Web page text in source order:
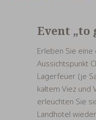
Event „to
Erleben Sie eine
Aussichtspunkt
Lagerfeuer (je
kaltem Viez und
erleuchten Sie
Landhotel